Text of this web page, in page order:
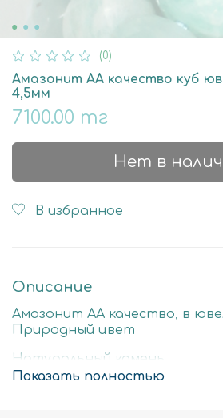
(0)
Амазонит АА качество куб
4,5мм
7100.00 тг
Нет в
В избранное
Описание
Амазонит АА качество, в
Природный цвет
Натуральный камень
Показать полностью